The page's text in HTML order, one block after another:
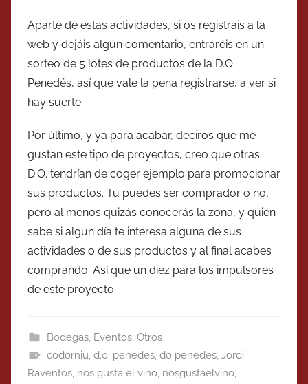
Aparte de estas actividades, si os registráis a la
web y dejáis algún comentario, entraréis en un
sorteo de 5 lotes de productos de la D.O
Penedés, así que vale la pena registrarse, a ver si
hay suerte.
Por último, y ya para acabar, deciros que me
gustan este tipo de proyectos, creo que otras
D.O. tendrían de coger ejemplo para promocionar
sus productos. Tu puedes ser comprador o no,
pero al menos quizás conocerás la zona, y quién
sabe si algún día te interesa alguna de sus
actividades o de sus productos y al final acabes
comprando. Así que un diez para los impulsores
de este proyecto.
Bodegas, Eventos, Otros
codorniu, d.o. penedes, do penedes, Jordi
Raventós, nos gusta el vino, nosgustaelvino,